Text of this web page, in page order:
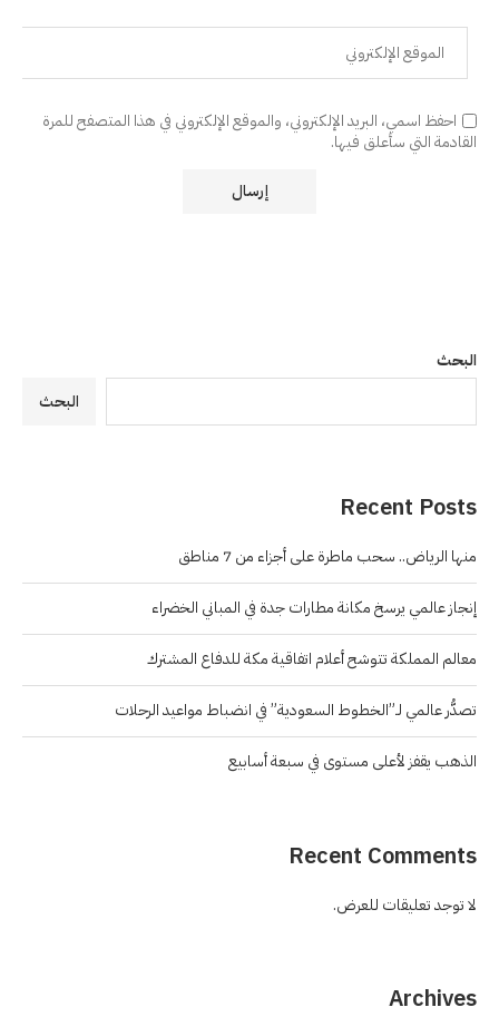
احفظ اسمي، البريد الإلكتروني، والموقع الإلكتروني في هذا المتصفح للمرة
القادمة التي سأعلق فيها.
البحث
البحث
Recent Posts
منها الرياض.. سحب ماطرة على أجزاء من 7 مناطق
إنجاز عالمي يرسخ مكانة مطارات جدة في المباني الخضراء
معالم المملكة تتوشح أعلام اتفاقية مكة للدفاع المشترك
تصدُّر عالمي لـ”الخطوط السعودية” في انضباط مواعيد الرحلات
الذهب يقفز لأعلى مستوى في سبعة أسابيع
Recent Comments
لا توجد تعليقات للعرض.
Archives